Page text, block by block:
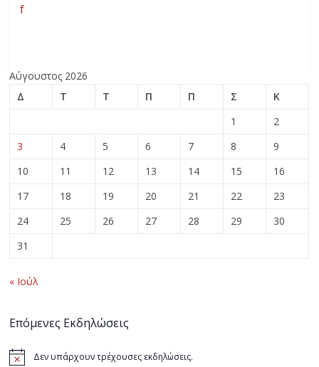
f
Αύγουστος 2026
Δ
Τ Τ Π Π Σ
Κ
1
2
3
4 5 6 7 8
9
10
11 12 13 14 15
16
17
18 19 20 21 22
23
24
25 26 27 28 29
30
31
« Ιούλ
Επόμενες Εκδηλώσεις
Δεν υπάρχουν τρέχουσες εκδηλώσεις.